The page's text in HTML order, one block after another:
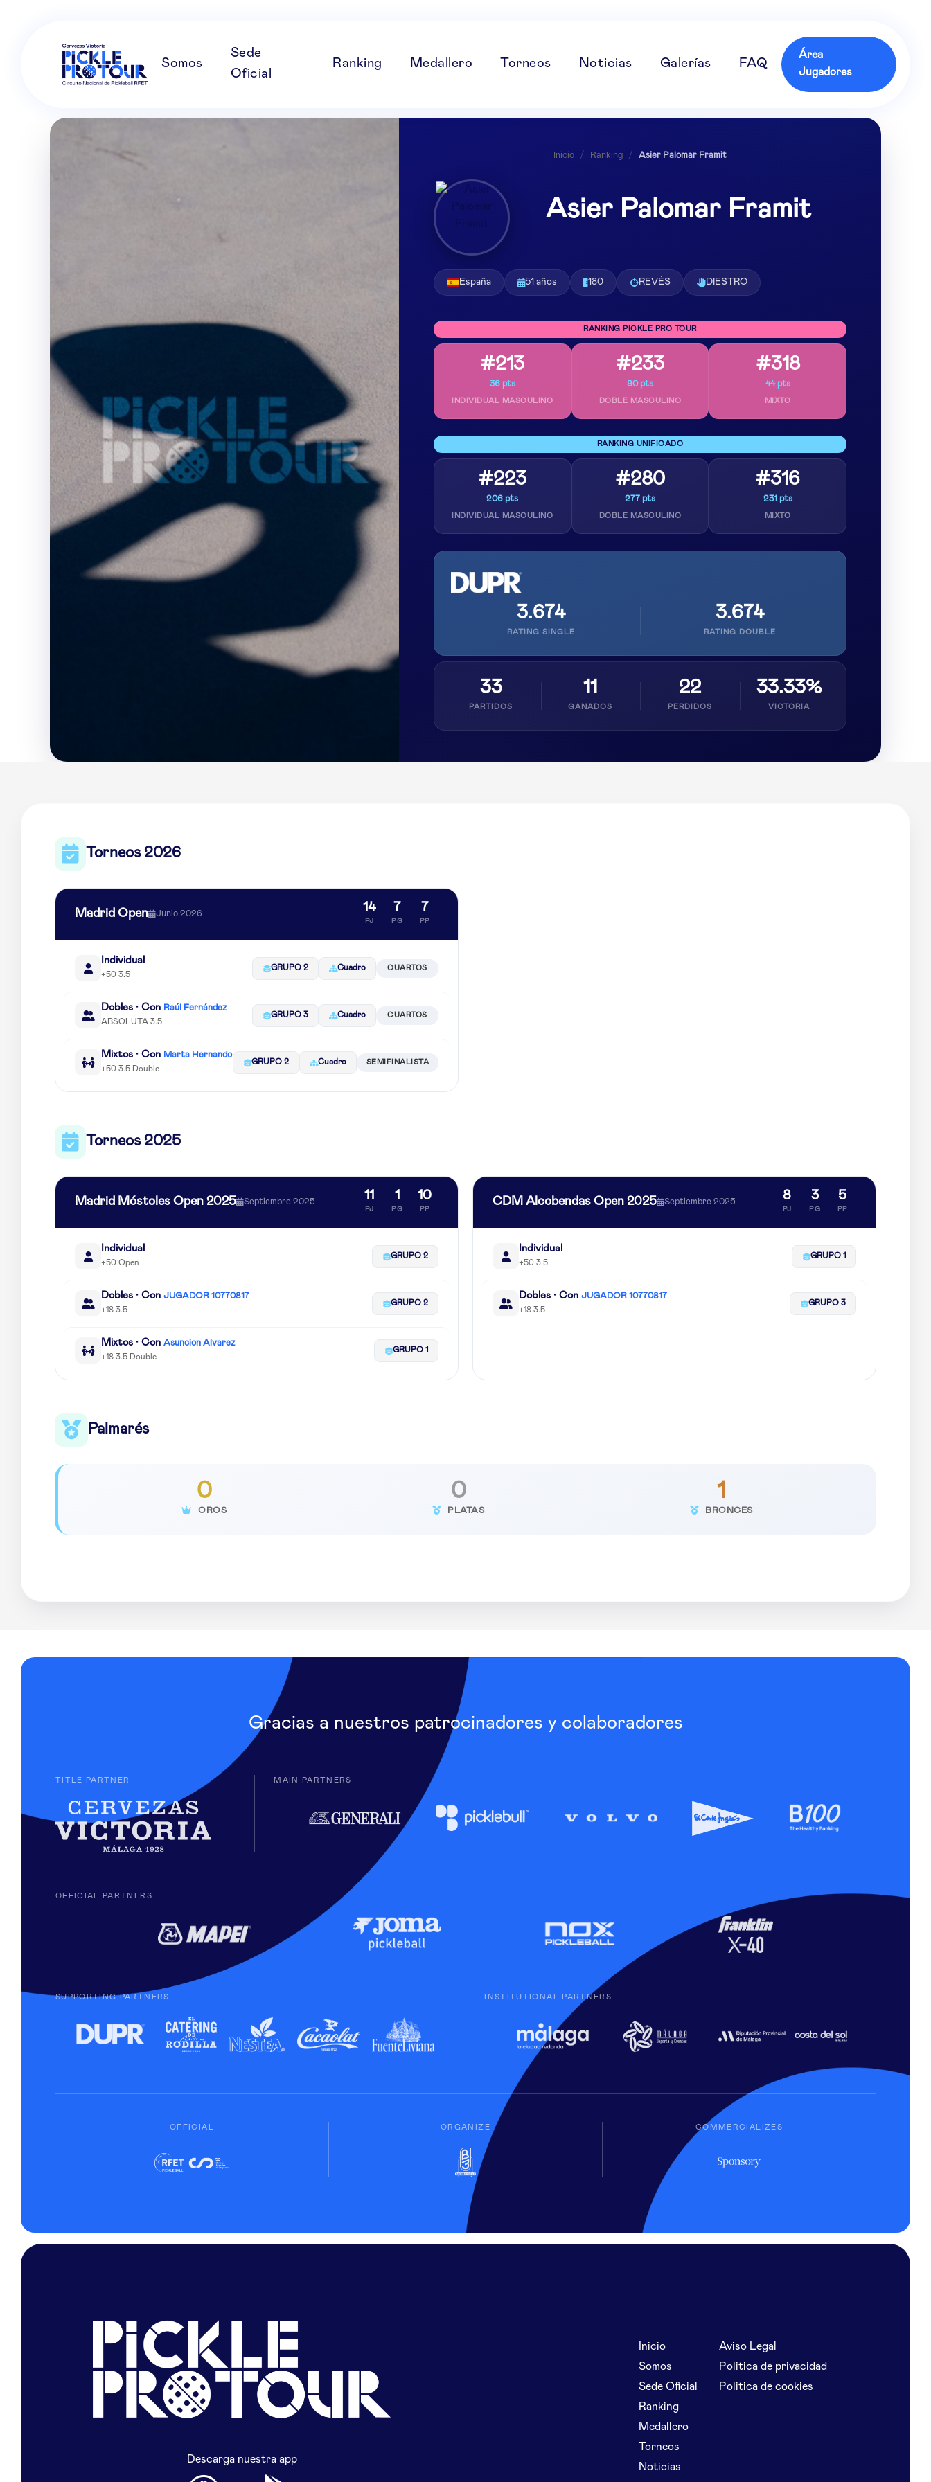
Somos
Sede
Oficial
Ranking Medallero Torneos Noticias Galerías FAQ
Área
Jugadores
Inicio / Ranking / Asier Palomar Framit
Asier Palomar Framit
España 51 años 180 REVÉS DIESTRO
RANKING PICKLE PRO TOUR
#213
36 pts
INDIVIDUAL MASCULINO
#233
90 pts
DOBLE MASCULINO
#318
44 pts
MIXTO
RANKING UNIFICADO
#223
206 pts
INDIVIDUAL MASCULINO
#280
277 pts
DOBLE MASCULINO
#316
231 pts
MIXTO
3.674
RATING SINGLE
3.674
RATING DOUBLE
33
PARTIDOS
11
GANADOS
22
PERDIDOS
33.33%
VICTORIA
Torneos 2026
Madrid Open Junio 2026 14
PJ
7
PG
7
PP
Individual
+50 3.5
GRUPO 2 Cuadro CUARTOS
Dobles · Con Raúl Fernández
ABSOLUTA 3.5
GRUPO 3 Cuadro CUARTOS
Mixtos · Con Marta Hernando
+50 3.5 Double
GRUPO 2 Cuadro SEMIFINALISTA
Torneos 2025
Madrid Móstoles Open 2025 Septiembre 2025 11
PJ
1
PG
10
PP
Individual
+50 Open
GRUPO 2
Dobles · Con JUGADOR 10770817
+18 3.5
GRUPO 2
Mixtos · Con Asuncion Alvarez
+18 3.5 Double
GRUPO 1
CDM Alcobendas Open 2025 Septiembre 2025 8
PJ
3
PG
5
PP
Individual
+50 3.5
GRUPO 1
Dobles · Con JUGADOR 10770817
+18 3.5
GRUPO 3
Palmarés
0
OROS
0
PLATAS
1
BRONCES
Gracias a nuestros patrocinadores y colaboradores
TITLE PARTNER MAIN PARTNERS
OFFICIAL PARTNERS
SUPPORTING PARTNERS INSTITUTIONAL PARTNERS
OFFICIAL ORGANIZE COMMERCIALIZES
Descarga nuestra app
Inicio
Somos
Sede Oficial
Ranking
Medallero
Torneos
Noticias
Aviso Legal
Politica de privacidad
Politica de cookies